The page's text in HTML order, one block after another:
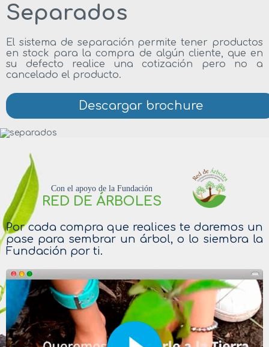
Separados
El sistema de separación permite tener productos
en stock para la compra de algún cliente, que en
su defecto realice una cotización pero no a
cancelado el producto.
Descargar brochure
Con el apoyo de la Fundación
RED DE ÁRBOLES
Por cada compra que realices te daremos un
pase para sembrar un árbol, o lo siembra la
Fundación por ti.